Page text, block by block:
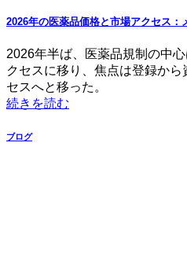
2026年の医薬品価格と市場アクセス
2026年半ば、医薬品規制の中
クセスに移り、焦点は登録か
セスへと移った。
続きを読む
ブログ